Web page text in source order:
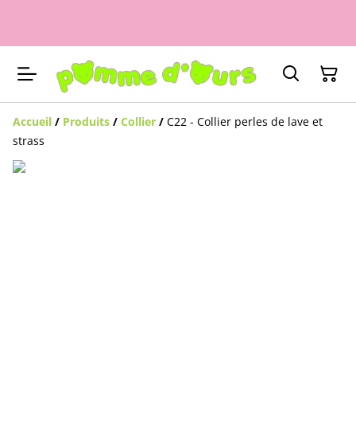
Accueil / Produits / Collier / C22 - Collier perles de lave et
strass